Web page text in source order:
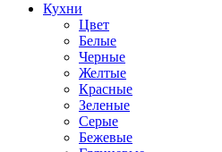
Кухни
Цвет
Белые
Черные
Желтые
Красные
Зеленые
Серые
Бежевые